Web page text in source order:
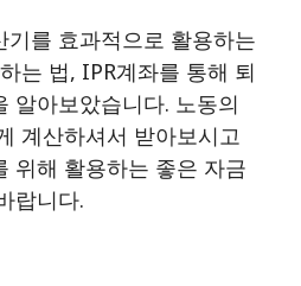
기를 효과적으로 활용하는
는 법, IPR계좌를 통해 퇴
알아보았습니다. 노동의
계산하셔서 받아보시고
위해 활용하는 좋은 자금
랍니다.